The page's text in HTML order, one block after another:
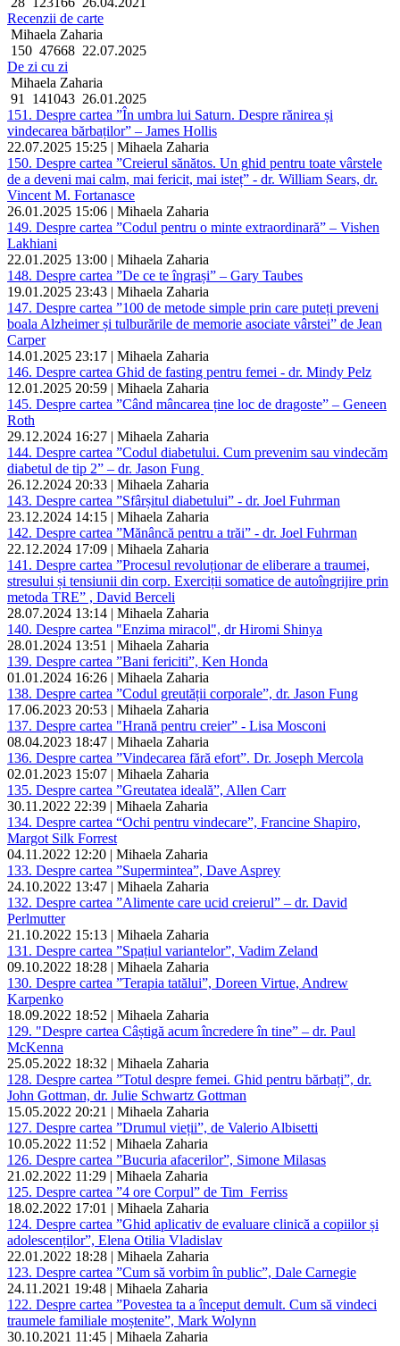
Recenzii de carte
Mihaela Zaharia
150 47668 22.07.2025
De zi cu zi
Mihaela Zaharia
91
141043 26.01.2025
151. Despre cartea ”În umbra lui Saturn. Despre rănirea și
vindecarea bărbaților” – James Hollis
22.07.2025 15:25 | Mihaela Zaharia
150. Despre cartea ”Creierul sănătos. Un ghid pentru toate vârstele
de a deveni mai calm, mai fericit, mai isteț” - dr. William Sears, dr.
Vincent M. Fortanasce
26.01.2025 15:06 | Mihaela Zaharia
149. Despre cartea ”Codul pentru o minte extraordinară” – Vishen
Lakhiani
22.01.2025 13:00 | Mihaela Zaharia
148. Despre cartea ”De ce te îngrași” – Gary Taubes
19.01.2025 23:43 | Mihaela Zaharia
147. Despre cartea ”100 de metode simple prin care puteți preveni
boala Alzheimer și tulburările de memorie asociate vârstei” de Jean
Carper
14.01.2025 23:17 | Mihaela Zaharia
146. Despre cartea Ghid de fasting pentru femei - dr. Mindy Pelz
12.01.2025 20:59 | Mihaela Zaharia
145. Despre cartea ”Când mâncarea ține loc de dragoste” – Geneen
Roth
29.12.2024 16:27 | Mihaela Zaharia
144. Despre cartea ”Codul diabetului. Cum prevenim sau vindecăm
diabetul de tip 2” – dr. Jason Fung
26.12.2024 20:33 | Mihaela Zaharia
143. Despre cartea ”Sfârșitul diabetului” - dr. Joel Fuhrman
23.12.2024 14:15 | Mihaela Zaharia
142. Despre cartea ”Mănâncă pentru a trăi” - dr. Joel Fuhrman
22.12.2024 17:09 | Mihaela Zaharia
141. Despre cartea ”Procesul revoluționar de eliberare a traumei,
stresului și tensiunii din corp. Exerciții somatice de autoîngrijire prin
metoda TRE” , David Berceli
28.07.2024 13:14 | Mihaela Zaharia
140. Despre cartea "Enzima miracol", dr Hiromi Shinya
28.01.2024 13:51 | Mihaela Zaharia
139. Despre cartea ”Bani fericiti”, Ken Honda
01.01.2024 16:26 | Mihaela Zaharia
138. Despre cartea ”Codul greutății corporale”, dr. Jason Fung
17.06.2023 20:53 | Mihaela Zaharia
137. Despre cartea "Hrană pentru creier” - Lisa Mosconi
08.04.2023 18:47 | Mihaela Zaharia
136. Despre cartea ”Vindecarea fără efort”. Dr. Joseph Mercola
02.01.2023 15:07 | Mihaela Zaharia
135. Despre cartea ”Greutatea ideală”, Allen Carr
30.11.2022 22:39 | Mihaela Zaharia
134. Despre cartea “Ochi pentru vindecare”, Francine Shapiro,
Margot Silk Forrest
04.11.2022 12:20 | Mihaela Zaharia
133. Despre cartea ”Supermintea”, Dave Asprey
24.10.2022 13:47 | Mihaela Zaharia
132. Despre cartea ”Alimente care ucid creierul” – dr. David
Perlmutter
21.10.2022 15:13 | Mihaela Zaharia
131. Despre cartea ”Spațiul variantelor”, Vadim Zeland
09.10.2022 18:28 | Mihaela Zaharia
130. Despre cartea ”Terapia tatălui”, Doreen Virtue, Andrew
Karpenko
18.09.2022 18:52 | Mihaela Zaharia
129. "Despre cartea Câștigă acum încredere în tine” – dr. Paul
McKenna
25.05.2022 18:32 | Mihaela Zaharia
128. Despre cartea ”Totul despre femei. Ghid pentru bărbați”, dr.
John Gottman, dr. Julie Schwartz Gottman
15.05.2022 20:21 | Mihaela Zaharia
127. Despre cartea ”Drumul vieții”, de Valerio Albisetti
10.05.2022 11:52 | Mihaela Zaharia
126. Despre cartea ”Bucuria afacerilor”, Simone Milasas
21.02.2022 11:29 | Mihaela Zaharia
125. Despre cartea ”4 ore Corpul” de Tim Ferriss
18.02.2022 17:01 | Mihaela Zaharia
124. Despre cartea ”Ghid aplicativ de evaluare clinică a copiilor și
adolescenților”, Elena Otilia Vladislav
22.01.2022 18:28 | Mihaela Zaharia
123. Despre cartea ”Cum să vorbim în public”, Dale Carnegie
24.11.2021 19:48 | Mihaela Zaharia
122. Despre cartea ”Povestea ta a început demult. Cum să vindeci
traumele familiale moștenite”, Mark Wolynn
30.10.2021 11:45 | Mihaela Zaharia